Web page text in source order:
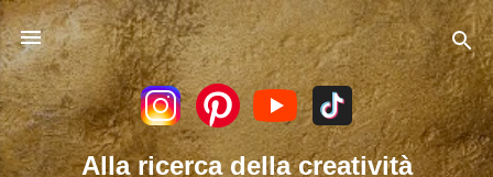
Passa ai contenuti principali
Alla ricerca della creatività